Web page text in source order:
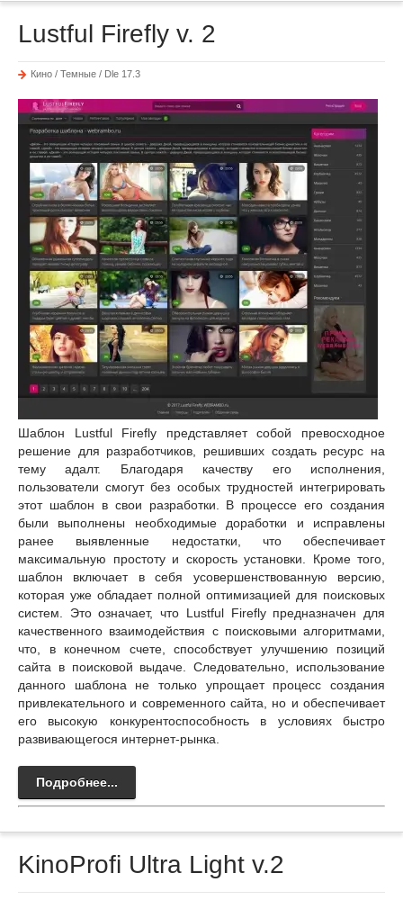
Lustful Firefly v. 2
Кино / Темные / Dle 17.3
Шаблон Lustful Firefly представляет собой превосходное
решение для разработчиков, решивших создать ресурс на
тему адалт. Благодаря качеству его исполнения,
пользователи смогут без особых трудностей интегрировать
этот шаблон в свои разработки. В процессе его создания
были выполнены необходимые доработки и исправлены
ранее выявленные недостатки, что обеспечивает
максимальную простоту и скорость установки. Кроме того,
шаблон включает в себя усовершенствованную версию,
которая уже обладает полной оптимизацией для поисковых
систем. Это означает, что Lustful Firefly предназначен для
качественного взаимодействия с поисковыми алгоритмами,
что, в конечном счете, способствует улучшению позиций
сайта в поисковой выдаче. Следовательно, использование
данного шаблона не только упрощает процесс создания
привлекательного и современного сайта, но и обеспечивает
его высокую конкурентоспособность в условиях быстро
развивающегося интернет-рынка.
Подробнее...
KinoProfi Ultra Light v.2